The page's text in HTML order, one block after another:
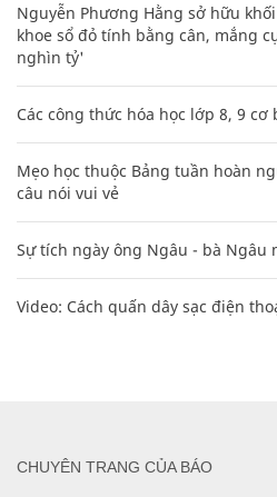
Nguyễn Phương Hằng sở hữu
khoe sổ đỏ tính bằng cân, mắng
nghìn tỷ'
Các công thức hóa học lớp 8, 9 cơ
Mẹo học thuộc Bảng tuần hoàn
câu nói vui vẻ
Sự tích ngày ông Ngâu - bà Ngâu
Video: Cách quấn dây sạc điện
CHUYÊN TRANG CỦA BÁO